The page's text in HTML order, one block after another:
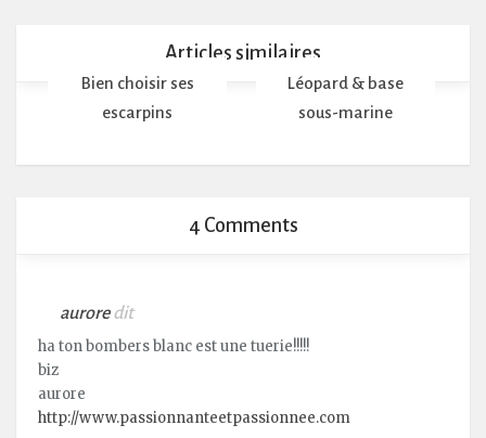
Articles similaires
Bien choisir ses
escarpins
Léopard & base
sous-marine
4 Comments
aurore dit
ha ton bombers blanc est une tuerie!!!!!
biz
aurore
http://www.passionnanteetpassionnee.com